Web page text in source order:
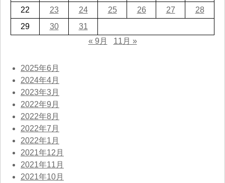
22
23 24 25 26 27
28
29
30
31
« 9月
11月 »
2025年6月
2024年4月
2023年3月
2022年9月
2022年8月
2022年7月
2022年1月
2021年12月
2021年11月
2021年10月